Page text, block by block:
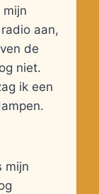
mijn
aan,
de
niet.
ik een
mijn